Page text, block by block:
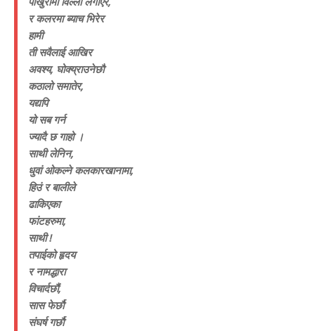
र कलरमा ब्याच भिरेर
हामी
ती सवैलाई आखिर
अवश्य, घोक्य्राउनेछौ
कठालो समातेर,
यद्यपि
यो सब गर्न
ज्यादै छ गाहो ।
साथी लेनिन,
धुवां ओकल्ने कलकारखानामा,
हिउं र बालीले
ढाकिएका
फांटहरुमा,
साथी !
तपाईको हृदय
र नामद्धारा
विचार्दछौं,
सास फेर्छौ
संघर्ष गर्छौ